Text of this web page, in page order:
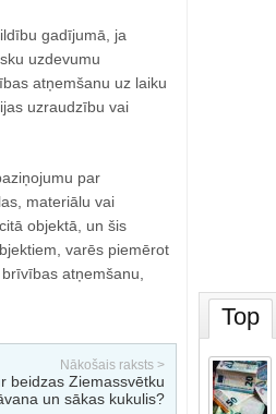
gadījumā, ja
uzdevumu
atņemšanu uz laiku
uzraudzību vai
par
materiālu vai
objektā, un šis
varēs piemērot
atņemšanu,
Nākošais raksts >
beidzas Ziemassvētku
un sākas kukulis?
Top